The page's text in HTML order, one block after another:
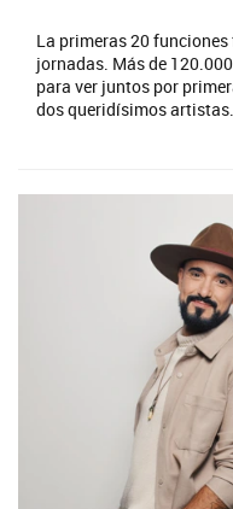
La primeras 20
jornadas. Más de
para ver juntos por
dos queridísimos